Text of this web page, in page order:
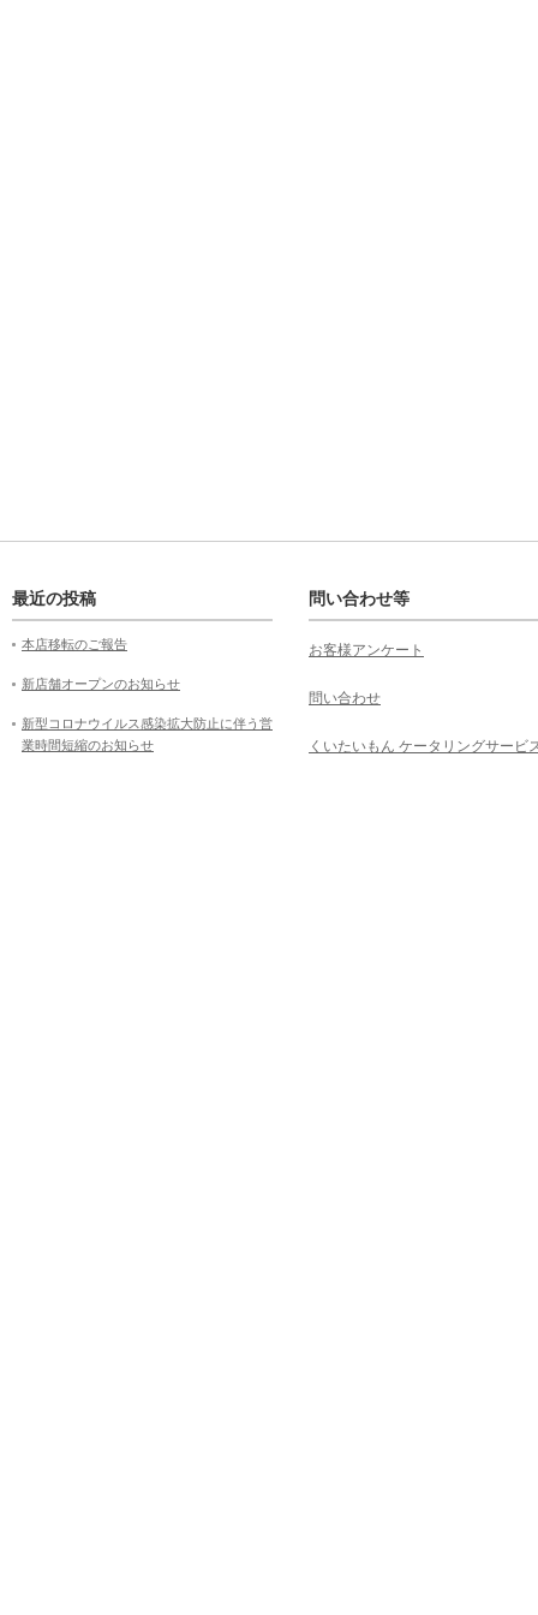
最近の投稿
本店移転のご報告
新店舗オープンのお知らせ
新型コロナウイルス感染拡大防止に伴う営
業時間短縮のお知らせ
問い合わせ等
お客様アンケート
問い合わせ
くいたいもん ケータリングサービ